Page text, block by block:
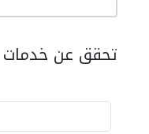
تحقق عن خدمات